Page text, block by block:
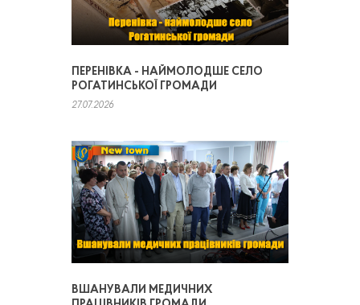
ПЕРЕНІВКА - НАЙМОЛОДШЕ СЕЛО
РОГАТИНСЬКОЇ ГРОМАДИ
27.07.2026
ВШАНУВАЛИ МЕДИЧНИХ